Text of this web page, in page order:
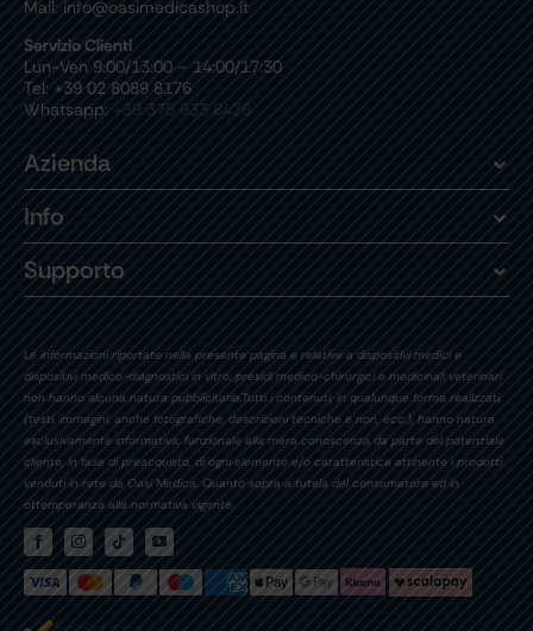
Mail: info@oasimedicashop.it
Servizio Clienti
Lun-Ven 9:00/13:00 – 14:00/17:30
Tel: +39 02 8089 8176
Whatsapp: +39 375 933 8426
Azienda
Info
Supporto
Le informazioni riportate nella presente pagina e relative a dispositivi medici e
dispositivi medico-diagnostici in vitro, presidi medico-chirurgici e medicinali veterinari
non hanno alcuna natura pubblicitaria.Tutti i contenuti, in qualunque forma realizzati,
(testi, immagini, anche fotografiche, descrizioni tecniche e non, ecc.), hanno natura
esclusivamente informativa, funzionale alla mera conoscenza da parte del potenziale
cliente, in fase di preacquisto, di ogni elemento e/o caratteristica attinente i prodotti
venduti in rete da Oasi Medica. Quanto sopra a tutela del consumatore ed in
ottemperanza alla normativa vigente.